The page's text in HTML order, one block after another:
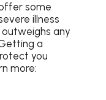
some
illness
any
a
you
more: